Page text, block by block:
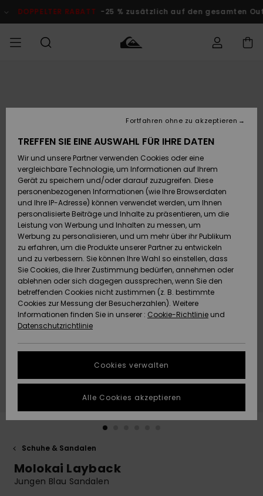
ProduktinformationRABATT -25 % zusätzlich auf den gesamten Outlet-
Accessoires
Schuhe&
Flip-Flops
Surf
Snow
Brandneu
Highlights
Accessoires
Schuhe&
Flip-Flops
Surf
Snow
Brandneu
Highlights
FRAUEN
Brandneu
Highlights
Snow
SURF
Kinder
Highlights
Community
SNOW
Snow Shop
Kinder
Snow Shop
Damen
Highlights
Community
DOPPELTER
RABATT
KINDER
Outlet
Frauen
HILFE & KONTAKT
Retouren
Bezahlung
Geschenkkarte
Quiksilver
Freedom
Datenschutz
Starten Sie eine
um die
schnellste
Antwort auf Ihre
erhalten.
Finden Sie
NACHHALTIGKEIT
SHOPS
QUIKSILVER APP
WUNSCHLISTE
Schuhe & Sandalen
Molokai Layback
Jungen Blau Sandalen
TREFFEN SIE EINE AUSWAHL FÜR IHRE DATEN
Wir und unsere Partner verwenden Cookies oder eine
vergleichbare Technologie, um Informationen auf Ihrem
Gerät zu speichern und/oder darauf zuzugreifen. Diese
personenbezogenen Informationen (wie Ihre Browserdaten
und Ihre IP-Adresse) können verwendet werden, um Ihnen
personalisierte Beiträge und Inhalte zu präsentieren, um die
Leistung von Werbung und Inhalten zu messen, um
Werbung zu personalisieren, und um mehr über ihr Publikum
zu erfahren, um die Produkte unserer Partner zu entwickeln
und zu verbessern. Sie können Ihre Wahl so einstellen, dass
Sie Cookies, die Ihrer Zustimmung bedürfen, annehmen oder
ablehnen oder sich dagegen aussprechen, wenn Sie den
betreffenden Cookies nicht zustimmen (z. B. bestimmte
Cookies zur Messung der Besucherzahlen). Weitere
Informationen finden Sie in unserer : Cookie-Richtlinie und
Datenschutzrichtlinie
Cookies verwalten
Fortfahren ohne zu akzeptieren
Alle Cookies akzeptieren